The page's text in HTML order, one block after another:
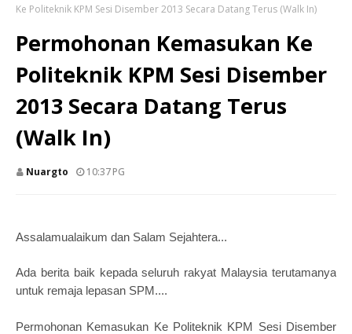
Ke Politeknik KPM Sesi Disember 2013 Secara Datang Terus (Walk In)
Permohonan Kemasukan Ke
Politeknik KPM Sesi Disember
2013 Secara Datang Terus
(Walk In)
Nuargto 10:37 PG
Assalamualaikum dan Salam Sejahtera...
Ada berita baik kepada seluruh rakyat Malaysia terutamanya
untuk remaja lepasan SPM....
Permohonan Kemasukan Ke Politeknik KPM Sesi Disember